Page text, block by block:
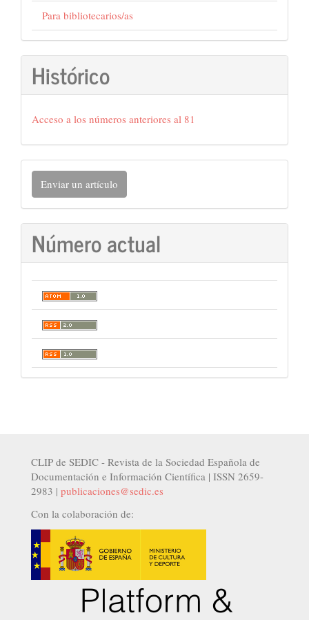
Para bibliotecarios/as
Histórico
Acceso a los números anteriores al 81
Enviar
un
artículo
Enviar un artículo
Número actual
CLIP de SEDIC - Revista de la Sociedad Española de
Documentación e Información Científica | ISSN 2659-
2983 | publicaciones@sedic.es
Con la colaboración de: